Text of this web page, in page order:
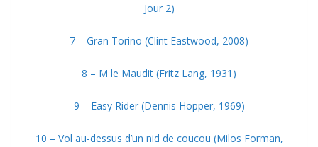
Jour 2)
7 – Gran Torino (Clint Eastwood, 2008)
8 – M le Maudit (Fritz Lang, 1931)
9 – Easy Rider (Dennis Hopper, 1969)
10 – Vol au-dessus d’un nid de coucou (Milos Forman,